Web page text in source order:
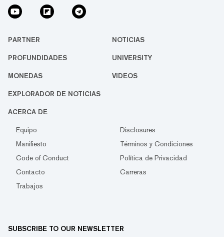
PARTNER NOTICIAS
PROFUNDIDADES UNIVERSITY
MONEDAS VIDEOS
EXPLORADOR DE NOTICIAS
ACERCA DE
Equipo
Disclosures
Manifiesto
Términos y Condiciones
Code of Conduct
Política de Privacidad
Contacto
Carreras
Trabajos
SUBSCRIBE TO OUR NEWSLETTER